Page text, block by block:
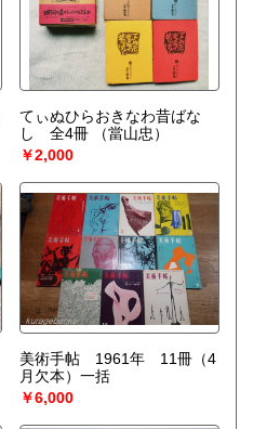
てぃぬひらおきなわ昔ばな
し 全4冊
（當山忠）
￥2,000
美術手帖 1961年 11冊（4
月欠本）一括
￥6,000